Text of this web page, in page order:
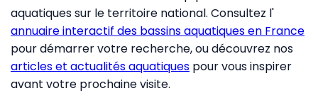
aquatiques sur le territoire national. Consultez l'
annuaire interactif des bassins aquatiques en France
pour démarrer votre recherche, ou découvrez nos
articles et actualités aquatiques pour vous inspirer
avant votre prochaine visite.